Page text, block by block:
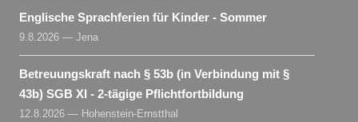
Englische Sprachferien für Kinder - Sommer
9.8.2026 — Jena
Betreuungskraft nach § 53b (in Verbindung mit §
43b) SGB XI - 2-tägige Pflichtfortbildung
12.8.2026 — Hohenstein-Ernstthal